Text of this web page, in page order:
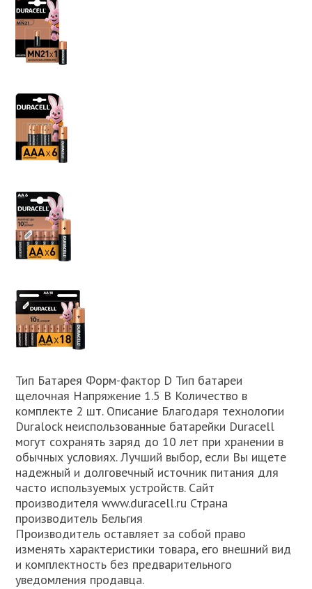
Тип Батарея Форм-фактор D Тип батареи
щелочная Напряжение 1.5 В Количество в
комплекте 2 шт. Описание Благодаря технологии
Duralock неиспользованные батарейки Duracell
могут сохранять заряд до 10 лет при хранении в
обычных условиях. Лучший выбор, если Вы ищете
надежный и долговечный источник питания для
часто используемых устройств. Сайт
производителя www.duracell.ru Страна
производитель Бельгия
Производитель оставляет за собой право
изменять характеристики товара, его внешний вид
и комплектность без предварительного
уведомления продавца.